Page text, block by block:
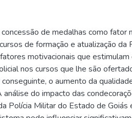
de medalhas como fator
de formação e atualização da
motivacionais que estimulam
nos cursos que lhe são
o aumento da
do impacto das
Polícia Militar do Estado de Goiás